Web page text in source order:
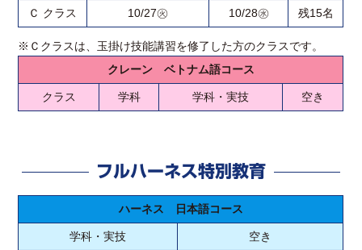
Ｃ クラス 10/27㊋ 10/28㊌ 残15名
※Ｃクラスは、玉掛け技能講習を修了した方のクラスです。
クレーン ベトナム語コース
クラス 学科 学科・実技 空き
フルハーネス特別教育
ハーネス 日本語コース
学科・実技 空き